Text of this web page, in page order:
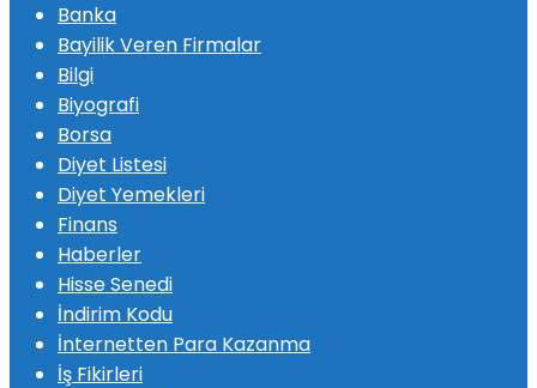
Banka
Bayilik Veren Firmalar
Bilgi
Biyografi
Borsa
Diyet Listesi
Diyet Yemekleri
Finans
Haberler
Hisse Senedi
İndirim Kodu
İnternetten Para Kazanma
İş Fikirleri